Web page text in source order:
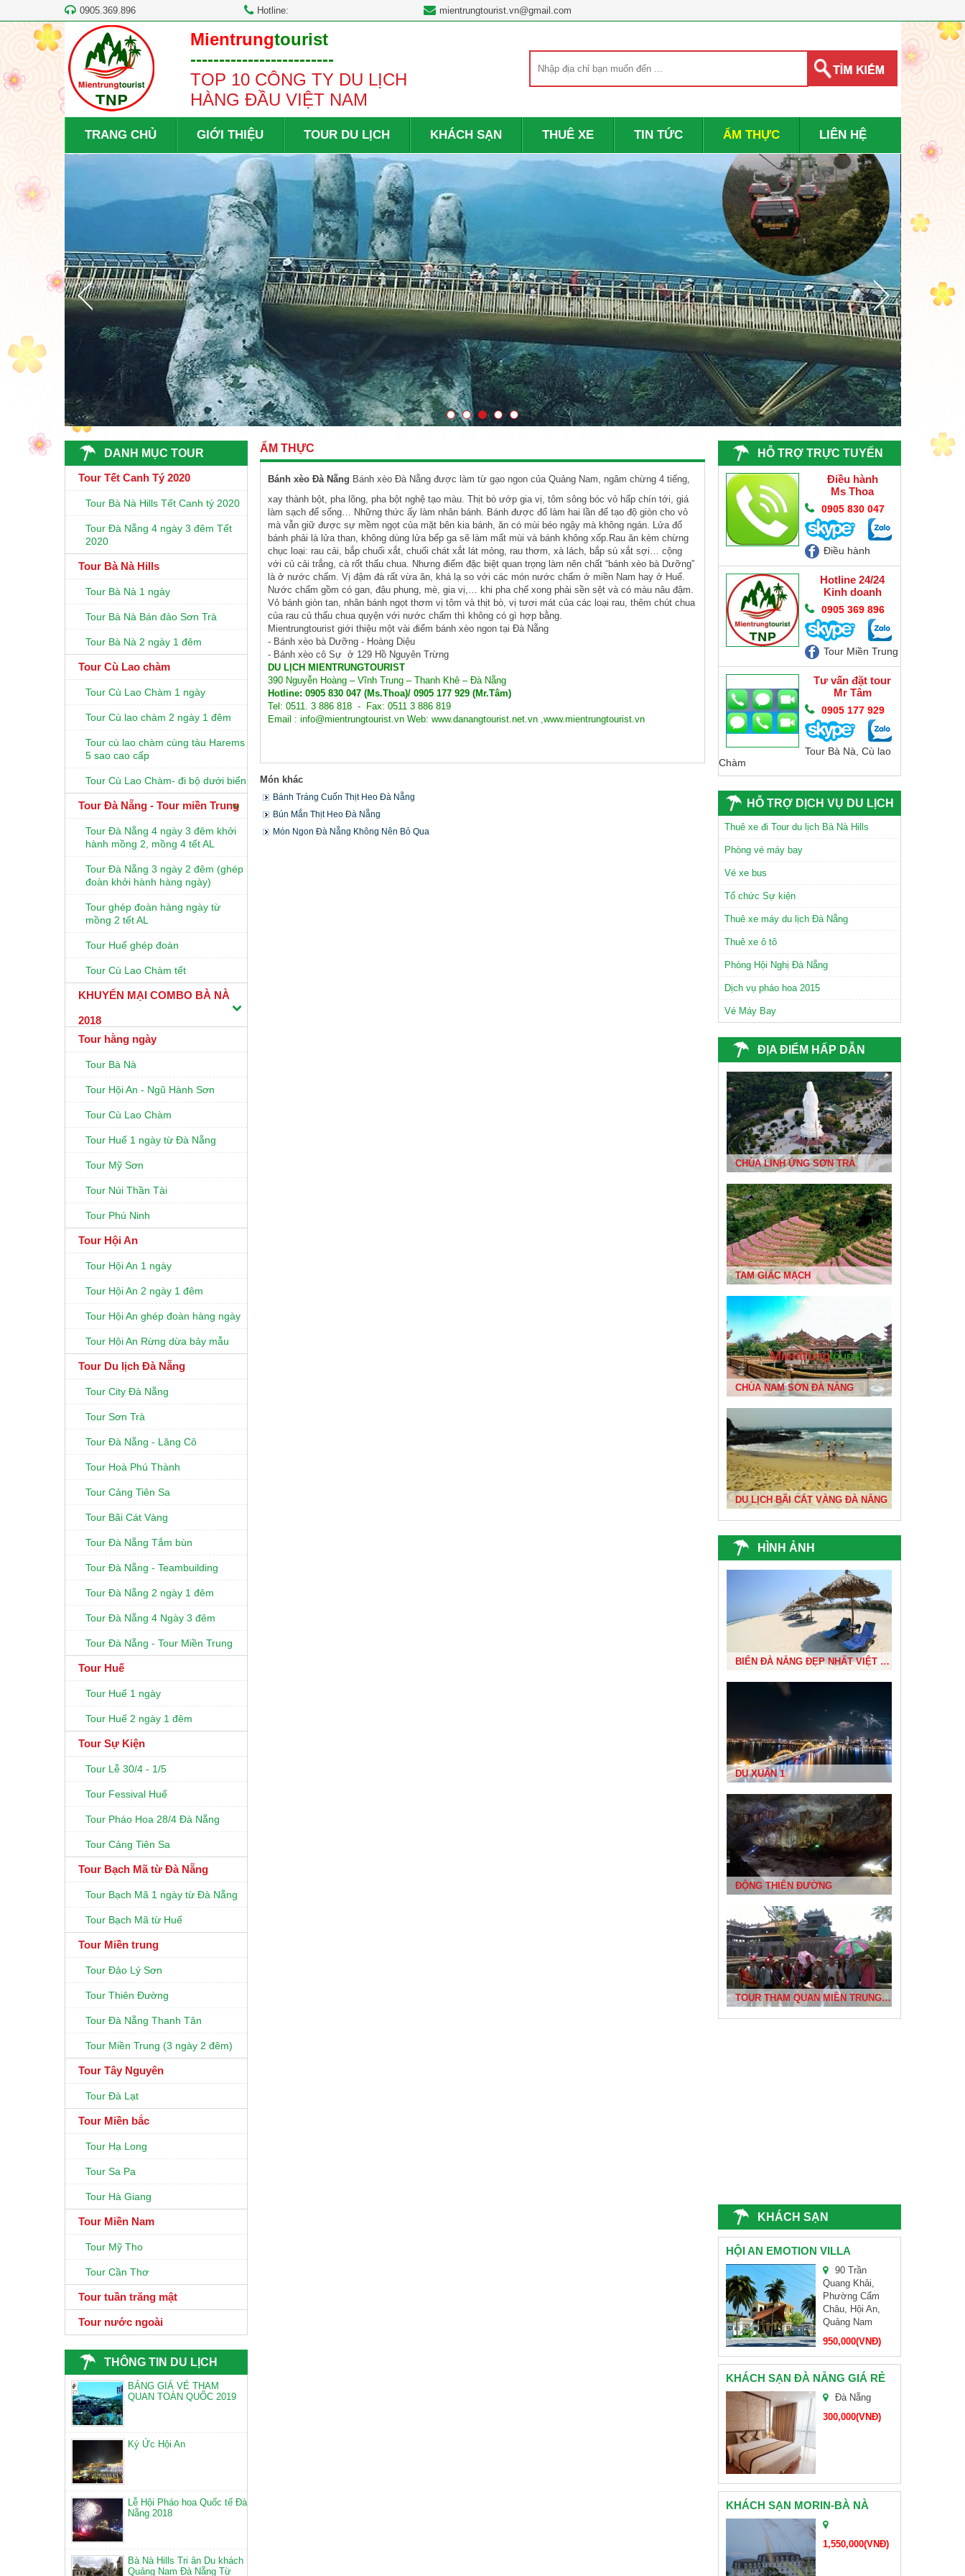
0905.369.896 Hotline: mientrungtourist.vn@gmail.com
Mientrungtourist
-------------------------
TOP 10 CÔNG TY DU LỊCH
HÀNG ĐẦU VIỆT NAM
TRANG CHỦ GIỚI THIỆU TOUR DU LỊCH KHÁCH SẠN THUÊ XE TIN TỨC ẨM THỰC LIÊN HỆ
DANH MỤC TOUR
Tour Tết Canh Tý 2020
Tour Bà Nà Hills Tết Canh tý 2020
Tour Đà Nẵng 4 ngày 3 đêm Tết
2020
Tour Bà Nà Hills
Tour Bà Nà 1 ngày
Tour Bà Nà Bán đảo Sơn Trà
Tour Bà Nà 2 ngày 1 đêm
Tour Cù Lao chàm
Tour Cù Lao Chàm 1 ngày
Tour Cù lao chàm 2 ngày 1 đêm
Tour cù lao chàm cùng tàu Harems
5 sao cao cấp
Tour Cù Lao Chàm- đi bộ dưới biển
Tour Đà Nẵng - Tour miền Trung
Tour Đà Nẵng 4 ngày 3 đêm khởi
hành mồng 2, mồng 4 tết AL
Tour Đà Nẵng 3 ngày 2 đêm (ghép
đoàn khởi hành hàng ngày)
Tour ghép đoàn hàng ngày từ
mồng 2 tết AL
Tour Huế ghép đoàn
Tour Cù Lao Chàm tết
KHUYẾN MẠI COMBO BÀ NÀ
2018
Tour hằng ngày
Tour Bà Nà
Tour Hội An - Ngũ Hành Sơn
Tour Cù Lao Chàm
Tour Huế 1 ngày từ Đà Nẵng
Tour Mỹ Sơn
Tour Núi Thần Tài
Tour Phú Ninh
Tour Hội An
Tour Hội An 1 ngày
Tour Hội An 2 ngày 1 đêm
Tour Hội An ghép đoàn hàng ngày
Tour Hội An Rừng dừa bảy mẫu
Tour Du lịch Đà Nẵng
Tour City Đà Nẵng
Tour Sơn Trà
Tour Đà Nẵng - Lăng Cô
Tour Hoà Phú Thành
Tour Cảng Tiên Sa
Tour Bãi Cát Vàng
Tour Đà Nẵng Tắm bùn
Tour Đà Nẵng - Teambuilding
Tour Đà Nẵng 2 ngày 1 đêm
Tour Đà Nẵng 4 Ngày 3 đêm
Tour Đà Nẵng - Tour Miền Trung
Tour Huế
Tour Huế 1 ngày
Tour Huế 2 ngày 1 đêm
Tour Sự Kiện
Tour Lễ 30/4 - 1/5
Tour Fessival Huế
Tour Pháo Hoa 28/4 Đà Nẵng
Tour Cảng Tiên Sa
Tour Bạch Mã từ Đà Nẵng
Tour Bạch Mã 1 ngày từ Đà Nẵng
Tour Bạch Mã từ Huế
Tour Miền trung
Tour Đảo Lý Sơn
Tour Thiên Đường
Tour Đà Nẵng Thanh Tân
Tour Miền Trung (3 ngày 2 đêm)
Tour Tây Nguyên
Tour Đà Lạt
Tour Miền bắc
Tour Hạ Long
Tour Sa Pa
Tour Hà Giang
Tour Miền Nam
Tour Mỹ Tho
Tour Cần Thơ
Tour tuần trăng mật
Tour nước ngoài
THÔNG TIN DU LỊCH
BẢNG GIÁ VÉ THAM
QUAN TOÀN QUỐC 2019
Ký Ức Hội An
Lễ Hội Pháo hoa Quốc tế Đà
Nẵng 2018
Bà Nà Hills Tri ân Du khách
Quảng Nam Đà Nẵng Từ
ẨM THỰC
Bánh xèo Đà Nẵng Bánh xèo Đà Nẵng được làm từ gạo ngon của Quảng Nam, ngâm chừng 4 tiếng,
xay thành bột, pha lõng, pha bột nghệ tạo màu. Thịt bò ướp gia vị, tôm sông bóc vỏ hấp chín tới, giá
làm sạch để sống… Những thức ấy làm nhân bánh. Bánh được đổ làm hai lần để tạo độ giòn cho vỏ
mà vẫn giữ được sự mềm ngọt của mặt bên kia bánh, ăn có mùi béo ngậy mà không ngán. Lửa đổ
bánh phải là lửa than, không dùng lửa bếp ga sẽ làm mất mùi và bánh không xốp.Rau ăn kèm chừng
chục loại: rau cải, bắp chuối xắt, chuối chát xắt lát mỏng, rau thơm, xà lách, bắp sú xắt sợi… cộng
với củ cải trắng, cà rốt thấu chua. Nhưng điểm đặc biệt quan trọng làm nên chất “bánh xèo bà Dưỡng”
là ở nước chấm. Vị đậm đà rất vừa ăn, khá lạ so với các món nước chấm ở miền Nam hay ở Huế.
Nước chấm gồm có gan, đậu phụng, mè, gia vị,… khi pha chế xong phải sền sệt và có màu nâu đậm.
Vỏ bánh giòn tan, nhân bánh ngọt thơm vị tôm và thịt bò, vị tươi mát của các loại rau, thêm chút chua
của rau củ thấu chua quyện với nước chấm thì không có gì hợp bằng.
Mientrungtourist giới thiệu một vài điểm bánh xèo ngon tại Đà Nẵng
- Bánh xèo bà Dưỡng - Hoàng Diệu
- Bánh xèo cô Sự ở 129 Hồ Nguyên Trừng
DU LỊCH MIENTRUNGTOURIST
390 Nguyễn Hoàng – Vĩnh Trung – Thanh Khê – Đà Nẵng
Hotline: 0905 830 047 (Ms.Thoa)/ 0905 177 929 (Mr.Tâm)
Tel: 0511. 3 886 818 - Fax: 0511 3 886 819
Email : info@mientrungtourist.vn Web: www.danangtourist.net.vn ,www.mientrungtourist.vn
Món khác
Bánh Tráng Cuốn Thịt Heo Đà Nẵng
Bún Mắn Thịt Heo Đà Nẵng
Món Ngon Đà Nẵng Không Nên Bỏ Qua
HỖ TRỢ TRỰC TUYẾN
Điều hành
Ms Thoa
0905 830 047
Điều hành
Hotline 24/24
Kinh doanh
0905 369 896
Tour Miền Trung
Tư vấn đặt tour
Mr Tâm
0905 177 929
Tour Bà Nà, Cù lao
Chàm
HỖ TRỢ DỊCH VỤ DU LỊCH
Thuê xe đi Tour du lịch Bà Nà Hills
Phòng vé máy bay
Vé xe bus
Tổ chức Sự kiện
Thuê xe máy du lịch Đà Nẵng
Thuê xe ô tô
Phòng Hội Nghị Đà Nẵng
Dịch vụ pháo hoa 2015
Vé Máy Bay
ĐỊA ĐIỂM HẤP DẪN
CHÙA LINH ỨNG SƠN TRÀ
CHÙA NAM SƠN ĐÀ NẴNG
CHÙA LINH ỨNG SƠN TRÀ
TAM GIÁC MẠCH
CHÙA NAM SƠN ĐÀ NẴNG
DU LỊCH BÃI CÁT VÀNG ĐÀ NẴNG
ĐỀN BÀ TRIỆU
ĐẢO LÝ SƠN
BÃI TẮM NHẬT LỆ VÀ KHU KHẢO CỔ BÀU TRÓ
CHÙA LINH ỨNG SƠN TRÀ
CHÙA NAM SƠN ĐÀ NẴNG
HÌNH ẢNH
ĐỘNG THIÊN ĐƯỜNG
BIỂN ĐÀ NẴNG ĐẸP NHẤT VIỆT NAM
DU XUÂN 1
ĐỘNG THIÊN ĐƯỜNG
TOUR THAM QUAN MIỀN TRUNG CỦA DỰ ÁN PHÁT TRIỂN CỘNG ĐỒNG BÌNH THUẬN
TRƯỜNG CẤP 2 NGUYỄN VĂN TRỖI - QUẢNG NAM
BÁNH KẸO HẢI HÀ
ĐOÀN CHỊ HOÀNG-CẦN THƠ
KHÁCH SẠN
HỘI AN EMOTION VILLA
90 Trần
Quang Khải,
Phường Cẩm
Châu, Hội An,
Quảng Nam
950,000(VNĐ)
KHÁCH SẠN ĐÀ NẴNG GIÁ RẺ
Đà Nẵng
300,000(VNĐ)
KHÁCH SẠN MORIN-BÀ NÀ
1,550,000(VNĐ)
ĐẠI LÝ VÉ MÁY BAY CÁC HÃNG VIETNAMAIRLINE, VIETJETAIR, JETSTAR PACIFIC